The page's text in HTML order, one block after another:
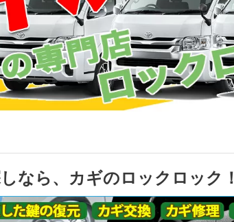
なら、カギのロックロック！